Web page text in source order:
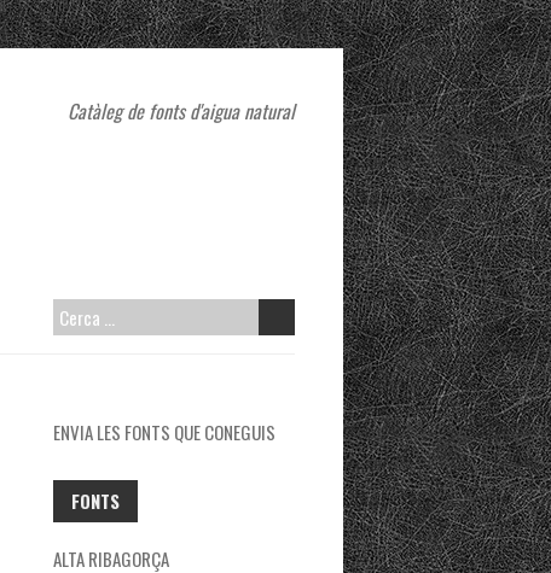
Catàleg de fonts d'aigua natural
CERCA:
ENVIA LES FONTS QUE CONEGUIS
FONTS
ALTA RIBAGORÇA